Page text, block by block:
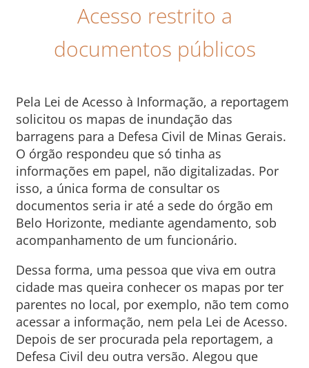
Acesso restrito a
documentos públicos
Pela Lei de Acesso à Informação, a reportagem
solicitou os mapas de inundação das
barragens para a Defesa Civil de Minas Gerais.
O órgão respondeu que só tinha as
informações em papel, não digitalizadas. Por
isso, a única forma de consultar os
documentos seria ir até a sede do órgão em
Belo Horizonte, mediante agendamento, sob
acompanhamento de um funcionário.
Dessa forma, uma pessoa que viva em outra
cidade mas queira conhecer os mapas por ter
parentes no local, por exemplo, não tem como
acessar a informação, nem pela Lei de Acesso.
Depois de ser procurada pela reportagem, a
Defesa Civil deu outra versão. Alegou que